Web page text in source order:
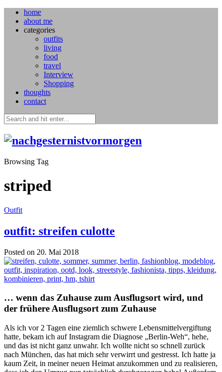
home
about me
categories
outfits
living
food
travel
Interview
Shopping
thoughts
contact
Browsing Tag
striped
Outfit
outfit: streifen culotte
Posted on 20. Mai 2018
… wenn das Zuhause zum Ausflugsort wird, und
der frühere Ausflugsort zum Zuhause
Als ich vor 2 Tagen eine ziemlich schwere Lebensmittelvergiftung
hatte, bekam ich auf Instagram die Diagnose „Berlin-Weh“, hehe,
und das ist nicht ganz unwahr. Ich wollte nicht so schnell zurück
nach München, das hat mich sehr verwirrt und gestresst. Ich hatte ja
kaum Zeit, in meiner neuen Heimat anzukommen und zu realisieren,